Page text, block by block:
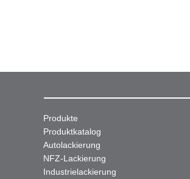
Produkte
Produktkatalog
Autolackierung
NFZ-Lackierung
Industrielackierung